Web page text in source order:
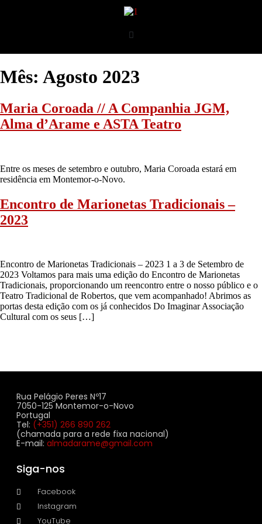
Mês: Agosto 2023
Maria Coroada // A Companhia JGM,
Alma d’Arame e ASTA Teatro
Entre os meses de setembro e outubro, Maria Coroada estará em
residência em Montemor-o-Novo.
Encontro de Marionetas Tradicionais –
2023
Encontro de Marionetas Tradicionais – 2023 1 a 3 de Setembro de
2023 Voltamos para mais uma edição do Encontro de Marionetas
Tradicionais, proporcionando um reencontro entre o nosso público e o
Teatro Tradicional de Robertos, que vem acompanhado! Abrimos as
portas desta edição com os já conhecidos Do Imaginar Associação
Cultural com os seus […]
Rua Pelágio Peres Nº17
7050-125 Montemor-o-Novo
Portugal
Tel: (+351) 266 890 262
(chamada para a rede fixa nacional)
E-mail: almadarame@gmail.com
Siga-nos
Facebook
Instagram
YouTube